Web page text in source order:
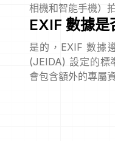
相機和智能手機）
EXIF 數據是
是的，EXIF 數據
(JEIDA) 設定的標
會包含額外的專屬